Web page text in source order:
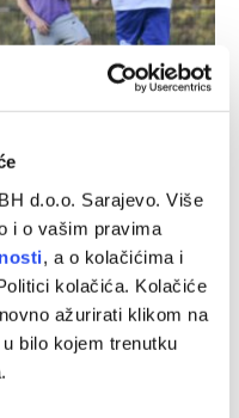
d.o.o. Sarajevo. Više
i o vašim pravima
, a o kolačićima i
kolačića. Kolačiće
ažurirati klikom na
bilo kojem trenutku